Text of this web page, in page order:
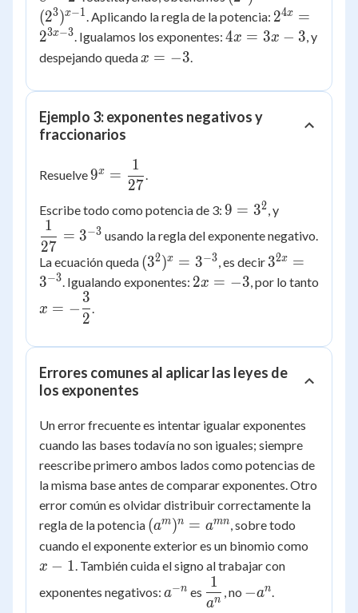
=
(2^3)^{x-
(23)x−1. Aplicando la regla de la potencia: 2^{4x}
=
24x =
23x−3. Igualamos los exponentes: 4x
-
3
4x = 3x − 3, y
despejando queda x
-3
x = −3.
Ejemplo 3: exponentes negativos y
fraccionarios
Resuelve9^{x} =
\dfrac{1}
{27}
9x =
27
1
.
Escribe todo como potencia de 3: 9 =
9 = 32, y\dfrac{1}
3^{-3}
27
1
= 3−3 usando la regla del exponente negativo.
La ecuación queda (3^2)^x
=
(32)x = 3−3 , es decir 3^{2x}
=
32x =
3−3 . Igualando exponentes: 2x
2x = −3 , por lo tanto
\dfrac{3}
x = −
2
3
Errores comunes al aplicar las leyes de
los exponentes
Un error frecuente es intentar igualar exponentes
cuando las bases todavía no son iguales; siempre
reescribe primero ambos lados como potencias de
la misma base antes de comparar exponentes. Otro
error común es olvidar distribuir correctamente la
regla de la potencia (a^m)^n
=
a^{mn}
(am )n = amn , sobre todo
cuando el exponente exterior es un binomio como
x − 1 . También cuida el signo al trabajar con
exponentes negativos:
a^{-
a−n es
\dfrac{1}
{a^n}
an
1
, no −an